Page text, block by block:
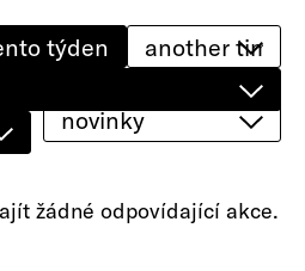
týden
novinky
žádné odpovídající akce.